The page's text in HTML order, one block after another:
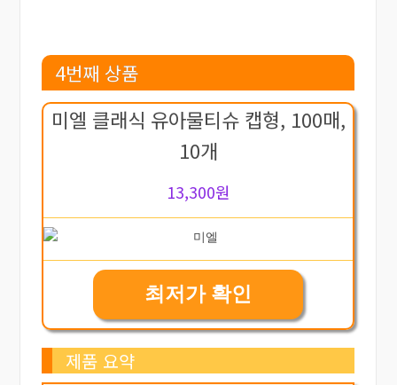
4번째 상품
미엘 클래식 유아물티슈 캡형, 100매,
10개
13,300원
최저가 확인
제품 요약